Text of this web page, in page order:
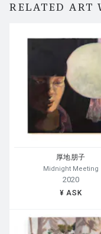
トというものはきっか
のないものを描けるよ
センチメンタルでエモ
らスタートです。
_ _ _ _
Return to Painting]
茨城県の偕楽園の写真
にしました。しかし、
も絵に仕立てることに
RELATED ART
厚地朋子
Midnight Meeting
2020
¥ ASK